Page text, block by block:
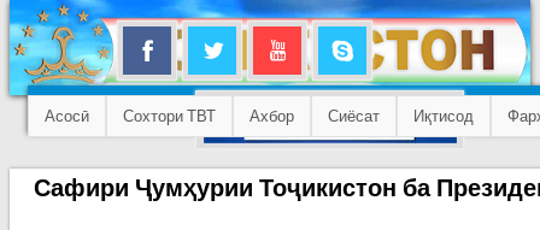
Асосӣ Сохтори ТВТ Ахбор Сиёсат Иқтисод
Сафири Ҷумҳурии Тоҷикистон ба